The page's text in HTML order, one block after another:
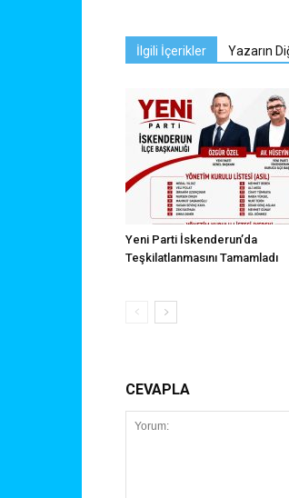
İlgili İçerikler Yazarın
Yeni Parti İskenderun’da
Teşkilatlanmasını Tamamladı
CEVAPLA